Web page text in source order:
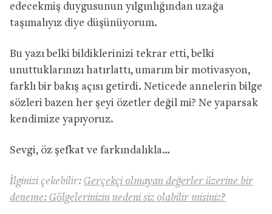
edecekmiş duygusunun yılgınlığından uzağa
taşımalıyız diye düşünüyorum.
Bu yazı belki bildiklerinizi tekrar etti, belki
unuttuklarınızı hatırlattı, umarım bir motivasyon,
farklı bir bakış açısı getirdi. Neticede annelerin bilge
sözleri bazen her şeyi özetler değil mi? Ne yaparsak
kendimize yapıyoruz.
Sevgi, öz şefkat ve farkındalıkla…
İlginizi çekebilir: Gerçekçi olmayan değerler üzerine bir
deneme: Gölgelerinizin nedeni siz olabilir misiniz?